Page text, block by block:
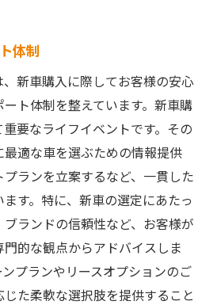
体制
新車購入に際してお客様の安心
ト体制を整えています。新車購
要なライフイベントです。その
適な車を選ぶための情報提供
ランを立案するなど、一貫した
す。特に、新車の選定にあたっ
ランドの信頼性など、お客様が
的な観点からアドバイスしま
プランやリースオプションのご
た柔軟な選択肢を提供すること